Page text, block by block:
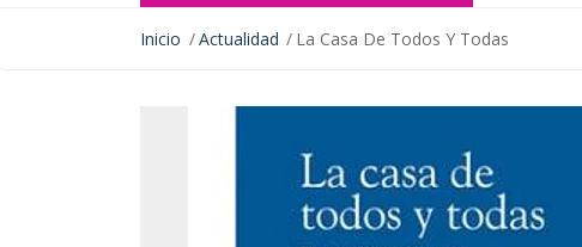
Inicio Actualidad La Casa De Todos Y Todas